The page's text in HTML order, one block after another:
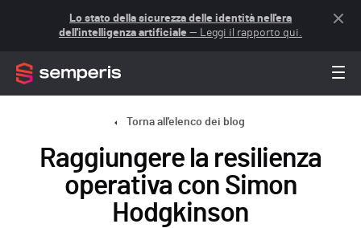
Lo stato della sicurezza delle identità nell'era
dell'intelligenza artificiale — Leggi il rapporto qui.
Torna all'elenco dei blog
Raggiungere la resilienza
operativa con Simon
Hodgkinson